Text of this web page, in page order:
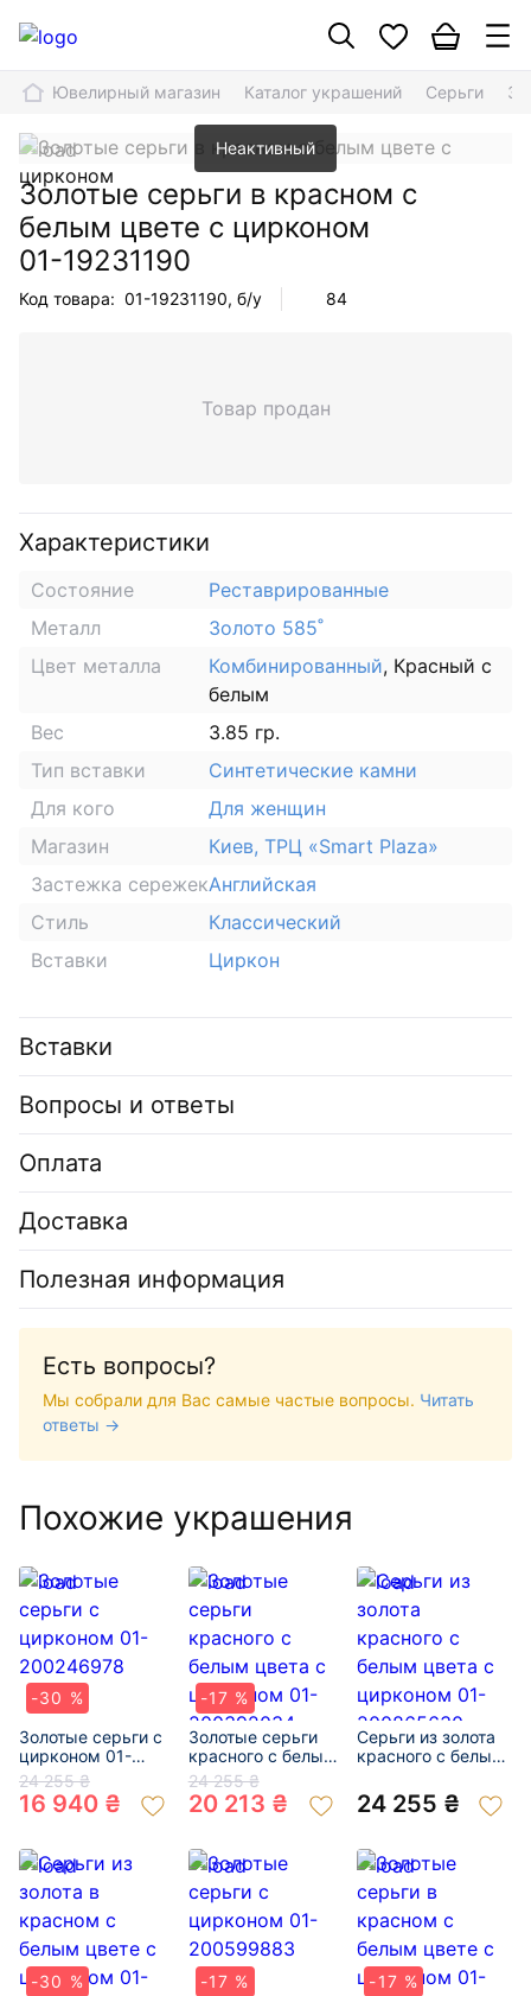
Ювелирный магазин Каталог украшений Серьги
Неактивный
Золотые серьги в красном с
белым цвете с цирконом
01-19231190
Код товара: 01-19231190, б/у 84
Товар продан
Характеристики
Состояние
Реставрированные
Металл
Золото 585˚
Цвет металла
Комбинированный, Красный с
белым
Вес
3.85 гр.
Тип вставки
Синтетические камни
Для кого
Для женщин
Магазин
Киев, ТРЦ «Smart Plaza»
Застежка сережекАнглийская
Стиль
Классический
Вставки
Циркон
Вставки
Вопросы и ответы
Оплата
Доставка
Полезная информация
Есть вопросы?
Мы собрали для Вас самые частые вопросы. Читать
ответы →
Похожие украшения
-30 %
Золотые серьги с
цирконом 01-
200246978
24 255 ₴
16 940 ₴
-17 %
Золотые серьги
красного с белым
цвета с цирконом
01-200392034
24 255 ₴
20 213 ₴
Серьги из золота
красного с белым
01-200865630
24 255 ₴
-30 %
-17 %
-17 %